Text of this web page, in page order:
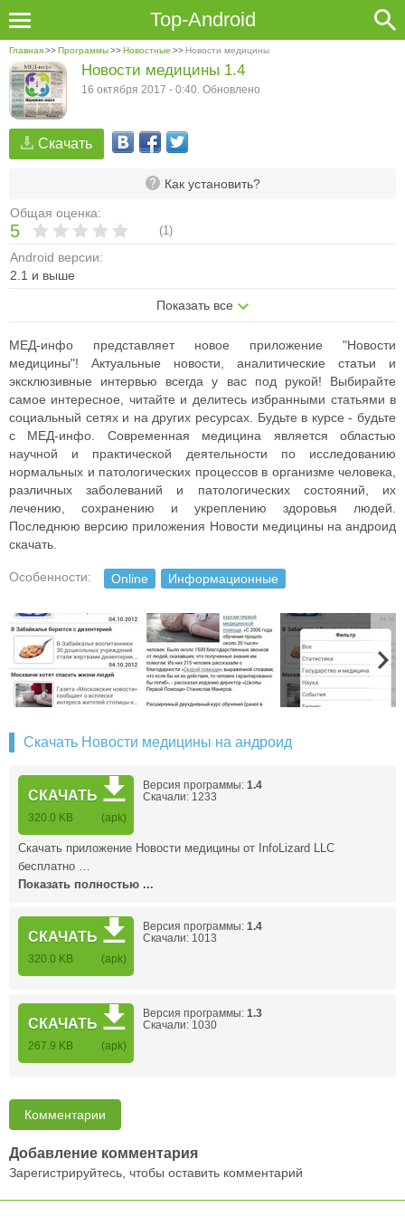
Top-Android
Главная>>Программы>>Новостные >> Новости медицины
Скачать
Как установить?
Общая оценка:
5 (1)
Android версии:
2.1 и выше
Показать все
Новости медицины 1.4
16 октября 2017 - 0:40. Обновлено
МЕД-инфо представляет новое приложение "Новости
медицины"! Актуальные новости, аналитические статьи и
эксклюзивные интервью всегда у вас под рукой! Выбирайте
самое интересное, читайте и делитесь избранными статьями в
социальный сетях и на других ресурсах. Будьте в курсе - будьте
с МЕД-инфо. Современная медицина является областью
научной и практической деятельности по исследованию
нормальных и патологических процессов в организме человека,
различных заболеваний и патологических состояний, их
лечению, сохранению и укреплению здоровья людей.
Последнюю версию приложения Новости медицины на андроид
скачать.
Особенности: Online Информационные
Скачать Новости медицины на андроид
СКАЧАТЬ
320.0 KB (apk)
Версия программы: 1.4
Скачали: 1233
Скачать приложение Новости медицины от InfoLizard LLC
бесплатно …
Показать полностью ...
СКАЧАТЬ
320.0 KB (apk)
Версия программы: 1.4
Скачали: 1013
СКАЧАТЬ
267.9 KB (apk)
Версия программы: 1.3
Скачали: 1030
Комментарии
Добавление комментария
Зарегистрируйтесь, чтобы оставить комментарий